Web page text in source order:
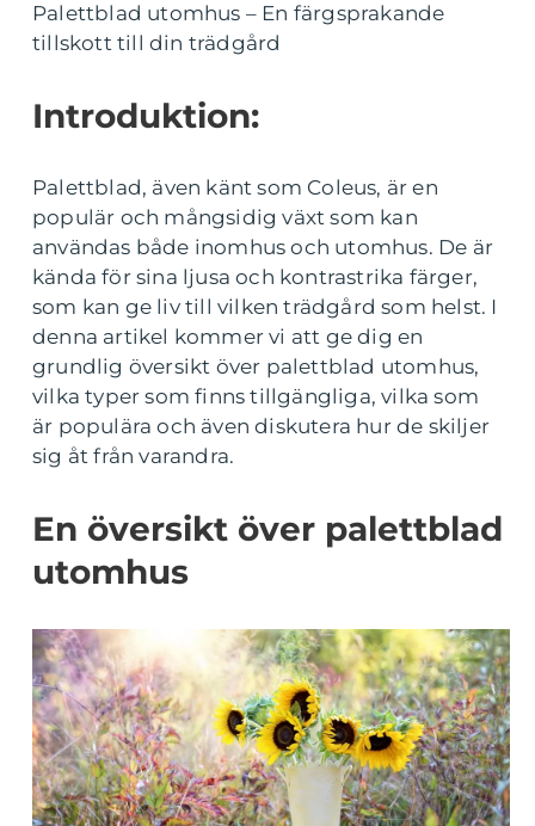
Palettblad utomhus – En färgsprakande
tillskott till din trädgård
Introduktion:
Palettblad, även känt som Coleus, är en
populär och mångsidig växt som kan
användas både inomhus och utomhus. De är
kända för sina ljusa och kontrastrika färger,
som kan ge liv till vilken trädgård som helst. I
denna artikel kommer vi att ge dig en
grundlig översikt över palettblad utomhus,
vilka typer som finns tillgängliga, vilka som
är populära och även diskutera hur de skiljer
sig åt från varandra.
En översikt över palettblad
utomhus